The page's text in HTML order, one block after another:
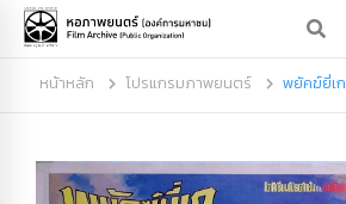
หน้าหลัก โปรแกรมภาพยนตร์ พยัคฆ์ยี่เก